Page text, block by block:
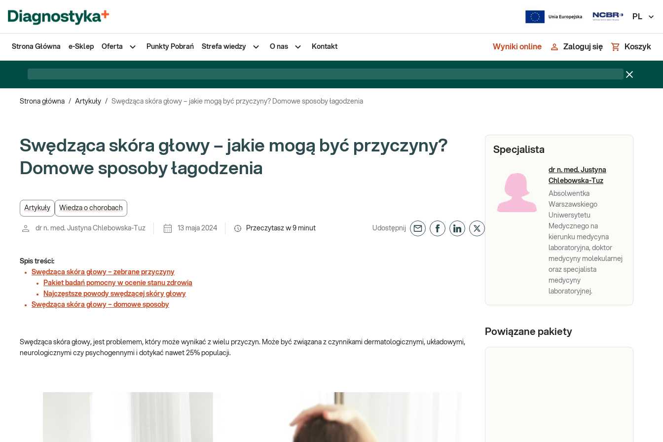
PL
Strona Główna e-Sklep Oferta Punkty Pobrań Strefa wiedzy O nas Kontakt Wyniki online Zaloguj się Koszyk
Strona główna / Artykuły / Swędząca skóra głowy – jakie mogą być przyczyny? Domowe sposoby łagodzenia
Swędząca skóra głowy – jakie mogą być przyczyny?
Domowe sposoby łagodzenia
Artykuły Wiedza o chorobach
dr n. med. Justyna Chlebowska-Tuz 13 maja 2024 Przeczytasz w 9 minut Udostępnij
Spis treści:
Swędząca skóra głowy – zebrane przyczyny
Pakiet badań pomocny w ocenie stanu zdrowia
Najczęstsze powody swędzącej skóry głowy
Swędząca skóra głowy – domowe sposoby
Swędząca skóra głowy, jest problemem, który może wynikać z wielu przyczyn. Może być związana z czynnikami dermatologicznymi, układowymi,
neurologicznymi czy psychogennymi i dotykać nawet 25% populacji.
Specjalista
dr n. med. Justyna
Chlebowska-Tuz
Absolwentka
Warszawskiego
Uniwersytetu
Medycznego na
kierunku medycyna
laboratoryjna, doktor
medycyny molekularnej
oraz specjalista
medycyny
laboratoryjnej.
Powiązane pakiety